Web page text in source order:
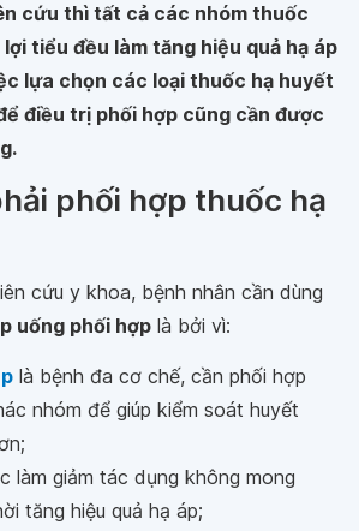
cứu thì tất cả các nhóm thuốc
tiểu đều làm tăng hiệu quả hạ áp
lựa chọn các loại thuốc hạ huyết
điều trị phối hợp cũng cần được
phối hợp thuốc hạ
cứu y khoa, bệnh nhân cần dùng
uống phối hợp là bởi vì:
là bệnh đa cơ chế, cần phối hợp
nhóm để giúp kiểm soát huyết
làm giảm tác dụng không mong
tăng hiệu quả hạ áp;